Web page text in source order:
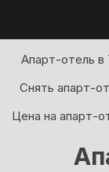
Апарт-отель в
Снять апарт-
Цена на апарт-